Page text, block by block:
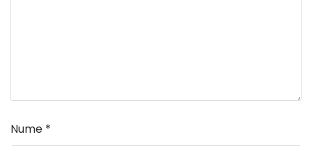
Nume *